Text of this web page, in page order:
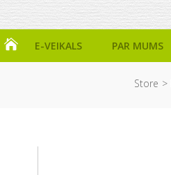
E-VEIKALS PAR MUMS
Store